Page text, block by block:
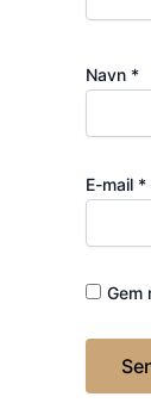
Navn *
E-mail *
Gem